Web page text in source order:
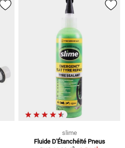
slime
Fluide D'Étanchéité Pneus